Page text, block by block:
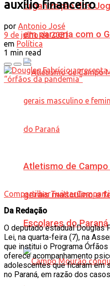
organização dos
em parceria com o
Atletismo de
gerais masculino e
Escolares do Paraná
auxílio financeiro
por Antonio José
9 de julho de 2021
em Política
1 min read
CompartilharTwittar
Da Redação
O deputado estadual Douglas
Lei, na quarta-feira (7), na
que institui o Programa Órfãos
oferece acompanhamento
adolescentes que ficaram em
no Paraná, em razão dos